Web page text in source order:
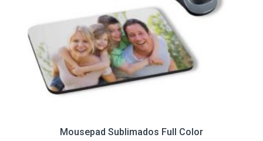
Mousepad Sublimados Full Color